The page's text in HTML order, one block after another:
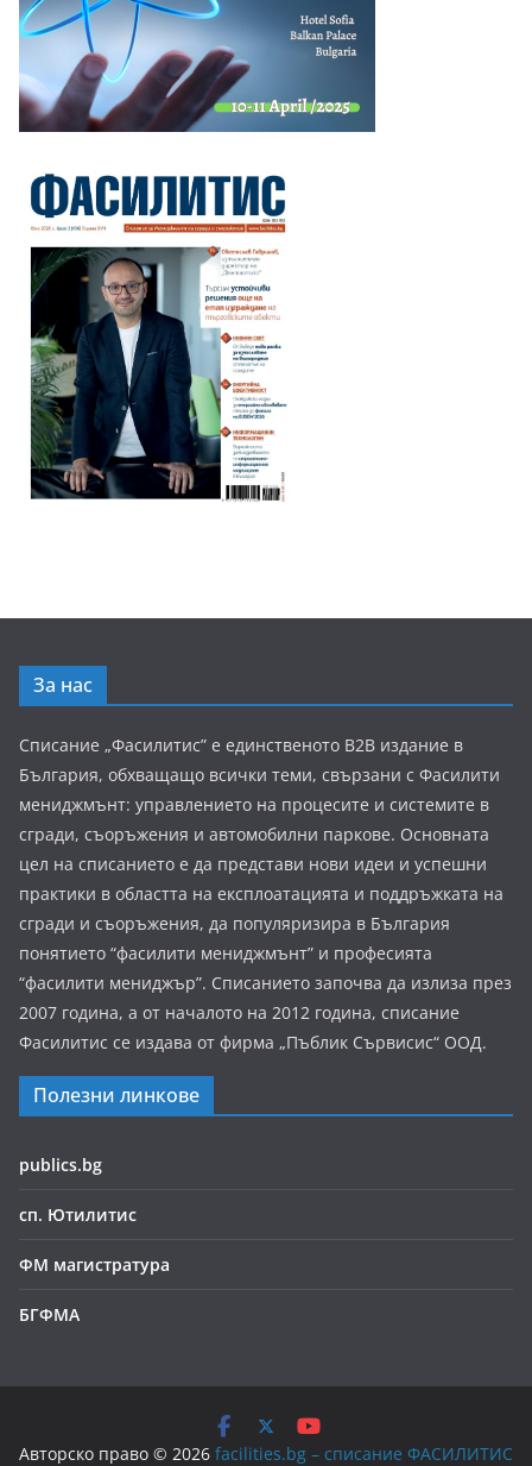
За нас
Списание „Фасилитис” е единственото B2B издание в
България, обхващащо всички теми, свързани с Фасилити
мениджмънт: управлението на процесите и системите в
сгради, съоръжения и автомобилни паркове. Основната
цел на списанието е да представи нови идеи и успешни
практики в областта на експлоатацията и поддръжката на
сгради и съоръжения, да популяризира в България
понятието “фасилити мениджмънт” и професията
“фасилити мениджър”. Списанието започва да излиза през
2007 година, а от началото на 2012 година, списание
Фасилитис се издава от фирма „Пъблик Сървисис“ ООД.
Полезни линкове
publics.bg
сп. Ютилитис
ФМ магистратура
БГФМА
Авторско право © 2026 facilities.bg – списание ФАСИЛИТИС